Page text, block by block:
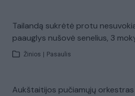
Tailandą sukrėtė protu
paauglys nušovė senelius, 3
Žinios Pasaulis
Aukštaitijos pučiamųjų